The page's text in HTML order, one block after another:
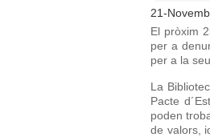
21-
El pròxim
per a
per a la
La
Pacte
poden
de valors,